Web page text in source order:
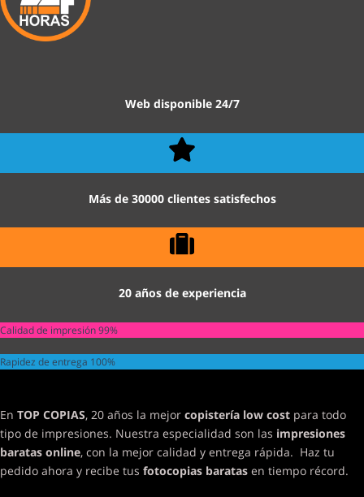
Web disponible 24/7
Más de 30000 clientes satisfechos
20 años de experiencia
Calidad de impresión99%
Rapidez de entrega 100%
En TOP COPIAS, 20 años la mejor copistería low cost para todo
tipo de impresiones. Nuestra especialidad son las impresiones
baratas online, con la mejor calidad y entrega rápida. Haz tu
pedido ahora y recibe tus fotocopias baratas en tiempo récord.